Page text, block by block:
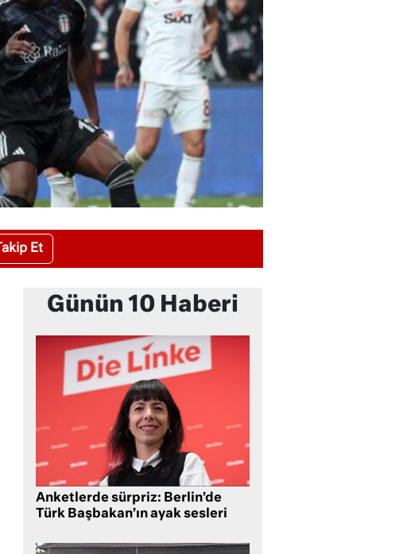
Takip Et
Günün 10 Haberi
Anketlerde sürpriz: Berlin’de
Türk Başbakan’ın ayak sesleri